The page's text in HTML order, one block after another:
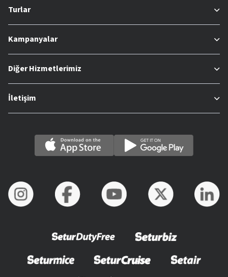
Turlar
Kampanyalar
Diğer Hizmetlerimiz
İletişim